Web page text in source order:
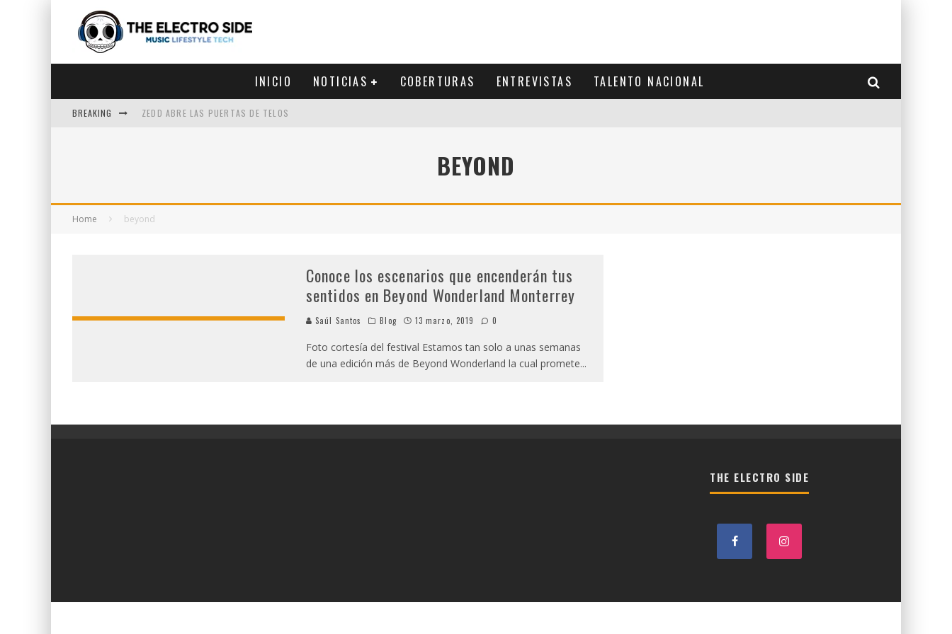
INICIO NOTICIAS COBERTURAS ENTREVISTAS TALENTO NACIONAL
BREAKING ZEDD ABRE LAS PUERTAS DE TELOS
BEYOND
Home beyond
Conoce los escenarios que encenderán tus
sentidos en Beyond Wonderland Monterrey
Saúl Santos Blog 13 marzo, 2019 0
Foto cortesía del festival Estamos tan solo a unas semanas
de una edición más de Beyond Wonderland la cual promete...
THE ELECTRO SIDE